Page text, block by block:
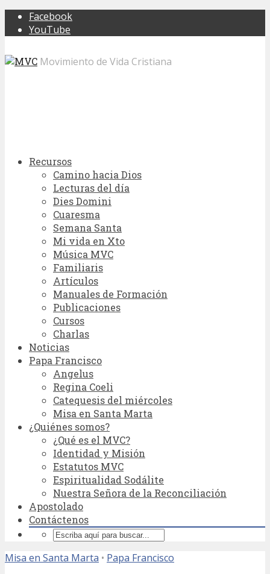
Facebook
YouTube
Movimiento de Vida Cristiana
Recursos
Camino hacia Dios
Lecturas del día
Dies Domini
Cuaresma
Semana Santa
Mi vida en Xto
Música MVC
Familiaris
Artículos
Manuales de Formación
Publicaciones
Cursos
Charlas
Noticias
Papa Francisco
Angelus
Regina Coeli
Catequesis del miércoles
Misa en Santa Marta
¿Quiénes somos?
¿Qué es el MVC?
Identidad y Misión
Estatutos MVC
Espiritualidad Sodálite
Nuestra Señora de la Reconciliación
Apostolado
Contáctenos
Misa en Santa Marta • Papa Francisco